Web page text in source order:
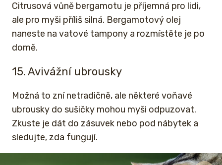
Citrusová vůně bergamotu je příjemná pro lidi,
ale pro myši příliš silná. Bergamotový olej
naneste na vatové tampony a rozmístěte je po
domě.
15. Avivážní ubrousky
Možná to zní netradičně, ale některé voňavé
ubrousky do sušičky mohou myši odpuzovat.
Zkuste je dát do zásuvek nebo pod nábytek a
sledujte, zda fungují.